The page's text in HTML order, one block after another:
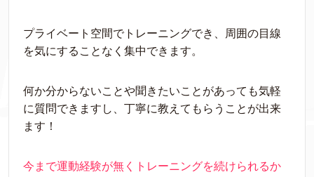
プライベート空間でトレーニングでき、周囲の目線
を気にすることなく集中できます。
何か分からないことや聞きたいことがあっても気軽
に質問できますし、丁寧に教えてもらうことが出来
ます！
今まで運動経験が無くトレーニングを続けられるか